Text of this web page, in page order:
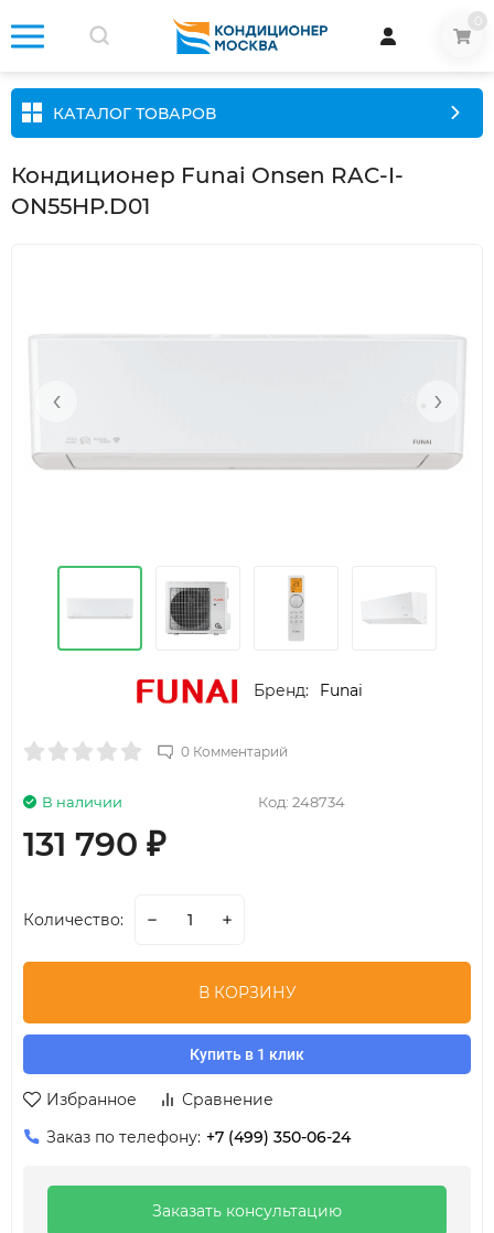
КАТАЛОГ ТОВАРОВ
Кондиционер Funai Onsen RAC-I-
ON55HP.D01
‹ ›
Бренд: Funai
0 Комментарий
Код: 248734
В наличии
131 790 ₽
Количество:
В КОРЗИНУ
Купить в 1 клик
Избранное
Сравнение
Заказ по телефону: +7 (499) 350-06-24
Заказать консультацию